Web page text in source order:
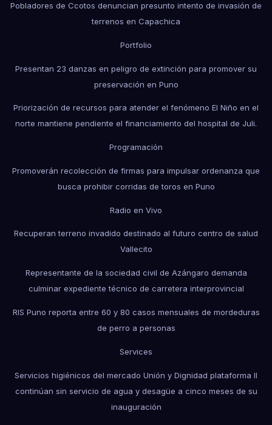
Pobladores de Ccotos denuncian presunto intento de invasión de
terrenos en Capachica
Portfolio
Presentan 23 danzas en peligro de extinción para promover su
preservación en Puno
Priorización de recursos para atender el fenómeno El Niño en el
norte mantiene pendiente el financiamiento del hospital de Juli.
Programación
Promoverán recolección de firmas para impulsar ordenanza que
busca prohibir corridas de toros en Puno
Radio en Vivo
Recuperan terreno invadido destinado al futuro centro de salud
Vallecito
Representante de la sociedad civil de Azángaro demanda
culminar expediente técnico de carretera interprovincial
RIS Puno reporta entre 60 y 80 casos mensuales de mordeduras
de perro a personas
Services
Servicios higiénicos del mercado Unión y Dignidad plataforma II
continúan sin servicio de agua y desagüe a cinco meses de su
inauguración